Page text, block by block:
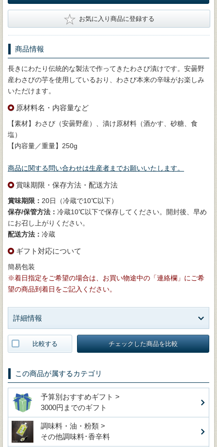
★ お気に入り商品に登録する
商品情報
長きにわたり伝統的な製法で作ってきたわさび漬けです。安曇野
産わさびの芋を使用しているおり、わさび本来の辛味がお楽しみ
いただけます。
原材料名・内容量など
【素材】わさび（安曇野産）、漬け原材料（酒かす、砂糖、食
塩）
【内容量／重量】250g
商品に関する問い合わせは生産者までお願いいたします。
賞味期限・保存方法・配送方法
賞味期限： 20日（冷蔵で10℃以下）
保存/保管方法： 冷蔵10℃以下で保存してください。開封後、早め
にお召し上がりください。
配送方法： 冷蔵
ギフト対応について
簡易包装
※着日指定をご希望の場合は、お買い物途中の「連絡欄」にご希
望の商品到着日をご記入ください。
詳細情報
比較する チェックした商品を比較
この商品が属するカテゴリ
予算別おすすめギフト >
3000円までのギフト
調味料・油・粉類 >
その他調味料･香辛料